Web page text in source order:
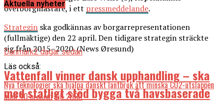
överborgmästare, i ett pressmeddelande.
Strategin ska godkännas av borgarrepresentationen
(fullmäktige) den 22 april. Den tidigare strategin sträckte
sig från 2015–2020. (News Øresund)
Läs också:
Nya teknologier ska hjälpa danskt lantbruk att minska CO2-utsläppen
med 40 procent till 2030
Aktuella nyheter
Danmark2 dagar sedan
Vattenfall vinner dansk upphandling – ska
med statligt stöd bygga två havsbaserade